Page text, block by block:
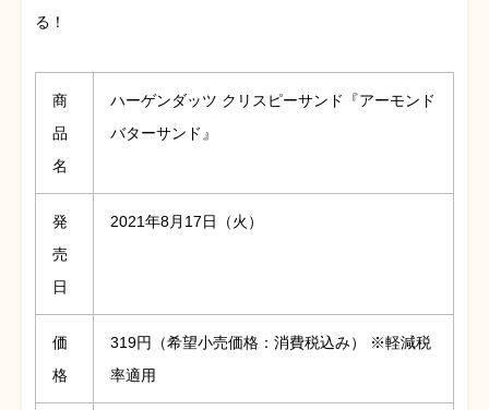
る！
商
品
名
ハーゲンダッツ クリスピーサンド『アーモンド
バターサンド』
発
売
日
2021年8月17日（火）
価
格
319円（希望小売価格：消費税込み） ※軽減税
率適用